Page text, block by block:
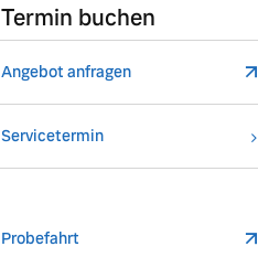
Termin buchen
Angebot anfragen
Servicetermin
Probefahrt